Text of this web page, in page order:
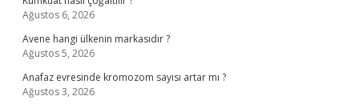
Ağustos 6, 2026
Avene hangi ülkenin markasıdır ?
Ağustos 5, 2026
Anafaz evresinde kromozom sayısı artar mı ?
Ağustos 3, 2026